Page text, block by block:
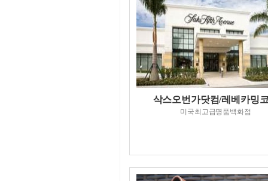
삭스오번가닷컴/레베카밍
미국최고급명품백화점